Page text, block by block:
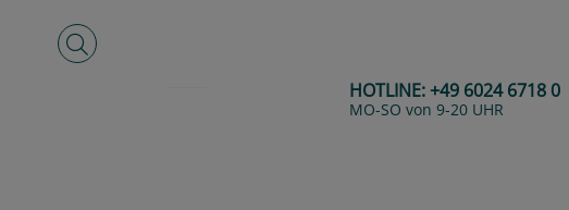
Volltextsuche
HOTLINE:+49 6024 6718 0
MO-SO von 9-20 UHR